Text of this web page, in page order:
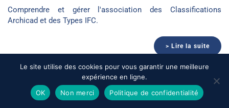
Comprendre et gérer l'association des Classifications
Archicad et des Types IFC.
> Lire la suite
Le site utilise des cookies pour vous garantir une meilleure
expérience en ligne.
OK
Non merci Politique de confidentialité